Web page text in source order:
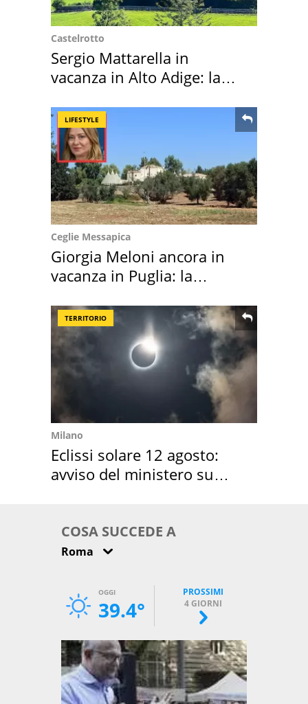
Castelrotto
Sergio Mattarella in
vacanza in Alto Adige: la
LIFESTYLE
Ceglie Messapica
Giorgia Meloni ancora in
vacanza in Puglia: la
TERRITORIO
Milano
Eclissi solare 12 agosto:
avviso del ministero su